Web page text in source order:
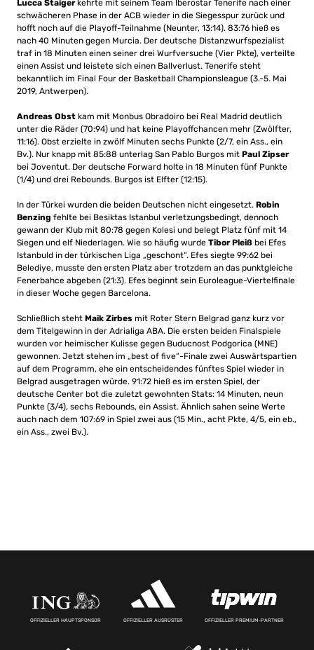
Lucca Staigerkehrte mit seinem Team Iberostar Tenerife nach einer
schwächeren Phase in der ACB wieder in die Siegesspur zurück und
hofft noch auf die Playoff-Teilnahme (Neunter, 13:14). 83:76 hieß es
nach 40 Minuten gegen Murcia. Der deutsche Distanzwurfspezialist
traf in 18 Minuten einen seiner drei Wurfversuche (Vier Pkte), verteilte
einen Assist und leistete sich einen Ballverlust. Tenerife steht
bekanntlich im Final Four der Basketball Championsleague (3.-5. Mai
2019, Antwerpen).
Andreas Obst kam mit Monbus Obradoiro bei Real Madrid deutlich
unter die Räder (70:94) und hat keine Playoffchancen mehr (Zwölfter,
11:16). Obst erzielte in zwölf Minuten sechs Punkte (2/7, ein Ass., ein
Bv.). Nur knapp mit 85:88 unterlag San Pablo Burgos mit Paul Zipser
bei Joventut. Der deutsche Forward holte in 18 Minuten fünf Punkte
(1/4) und drei Rebounds. Burgos ist Elfter (12:15).
In der Türkei wurden die beiden Deutschen nicht eingesetzt. Robin
Benzing fehlte bei Besiktas Istanbul verletzungsbedingt, dennoch
gewann der Klub mit 80:78 gegen Kolesi und belegt Platz fünf mit 14
Siegen und elf Niederlagen. Wie so häufig wurde Tibor Pleiß bei Efes
Istanbuld in der türkischen Liga „geschont“. Efes siegte 99:62 bei
Belediye, musste den ersten Platz aber trotzdem an das punktgleiche
Fenerbahce abgeben (21:3). Efes beginnt sein Euroleague-Viertelfinale
in dieser Woche gegen Barcelona.
Schließlich steht Maik Zirbes mit Roter Stern Belgrad ganz kurz vor
dem Titelgewinn in der Adrialiga ABA. Die ersten beiden Finalspiele
wurden vor heimischer Kulisse gegen Buducnost Podgorica (MNE)
gewonnen. Jetzt stehen im „best of five“-Finale zwei Auswärtspartien
auf dem Programm, ehe ein entscheidendes fünftes Spiel wieder in
Belgrad ausgetragen würde. 91:72 hieß es im ersten Spiel, der
deutsche Center bot die zuletzt gewohnten Stats: 14 Minuten, neun
Punkte (3/4), sechs Rebounds, ein Assist. Ähnlich sahen seine Werte
auch nach dem 107:69 in Spiel zwei aus (15 Min., acht Pkte, 4/5, ein eb.,
ein Ass., zwei Bv.).
OFFIZIELLER HAUPTSPONSOR OFFIZIELLER AUSRÜSTER OFFIZIELLER PREMIUM-PARTNER